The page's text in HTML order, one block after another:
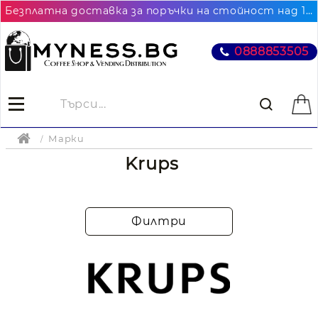
Безплатна доставка за поръчки на стойност над 102.26€ / 200лв. до най-близкия до Вас офис на Еконт
0888853505
Марки
Krups
Филтри